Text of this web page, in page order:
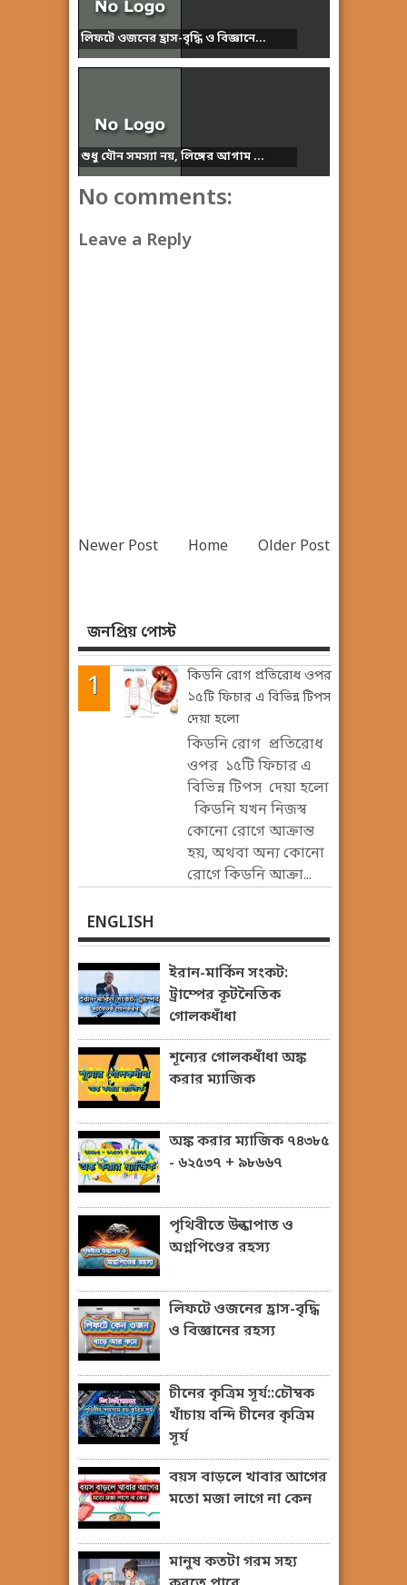
লিফটে ওজনের হ্রাস-বৃদ্ধি ও বিজ্ঞানে...
শুধু যৌন সমস্যা নয়, লিঙ্গের আগাম ...
No comments:
Leave a Reply
Newer Post Older Post
Home
জনপ্রিয় পোস্ট
কিডনি রোগ প্রতিরোধ ওপর
১৫টি ফিচার এ বিভিন্ন টিপস
দেয়া হলো
কিডনি রোগ প্রতিরোধ
ওপর ১৫টি ফিচার এ
বিভিন্ন টিপস দেয়া হলো
কিডনি যখন নিজস্ব
কোনো রোগে আক্রান্ত
হয়, অথবা অন্য কোনো
রোগে কিডনি আক্রা...
ENGLISH
ইরান-মার্কিন সংকট:
ট্রাম্পের কূটনৈতিক
গোলকধাঁধা
শূন্যের গোলকধাঁধা অঙ্ক
করার ম্যাজিক
অঙ্ক করার ম্যাজিক ৭৪৩৮৫
- ৬২৫৩৭ + ৯৮৬৬৭
পৃথিবীতে উল্কাপাত ও
অগ্নপিণ্ডের রহস্য
লিফটে ওজনের হ্রাস-বৃদ্ধি
ও বিজ্ঞানের রহস্য
চীনের কৃত্রিম সূর্য::চৌম্বক
খাঁচায় বন্দি চীনের কৃত্রিম
সূর্য
বয়স বাড়লে খাবার আগের
মতো মজা লাগে না কেন
মানুষ কতটা গরম সহ্য